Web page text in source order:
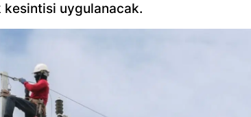
kesintisi uygulanacak.